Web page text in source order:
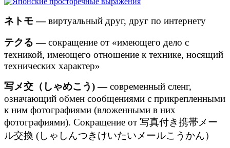
ネトモ —виртуальный друг, друг по интернету
テクる —сокращение от «имеющего дело с
техникой, имеющего отношение к технике, носящий
технических характер»
写メ交（しゃめこう) —современный сленг,
означающий обмен сообщениями с прикрепленными
к ним фотографиями (вложенными в них
фотографиями). Сокращение от 写真付き携帯メー
ル交換 (しゃしんつきけいたいメールこうかん）